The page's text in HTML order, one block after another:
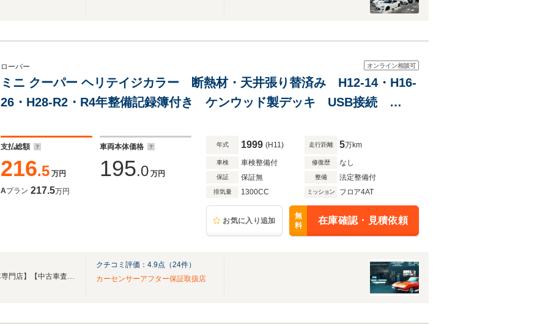
オンライン相談可
ローバー
ミニ クーパー ヘリテイジカラー 断熱材・天井張り替済み H12-14・H16-
26・H28-R2・R4年整備記録簿付き ケンウッド製デッキ USB接続
支払総額
216.5 万円
車両本体価格
195.0 万円
Aプラン 217.5万円
年式 1999 (H11) 走行距離 5万km
車検 車検整備付 修復歴 なし
保証 保証無 整備 法定整備付
排気量 1300CC ミッション フロア4AT
お気に入り追加
無
料
在庫確認・見積依頼
【創業20年信頼と実績】【輸入車専門店】【中古車査定協会員】
クチコミ評価： 4.9点（24件）
カーセンサーアフター保証取扱店